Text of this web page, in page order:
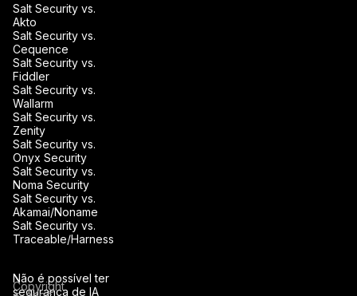
Não é possível ter
segurança de IA
Salt Security vs.
Akto
Salt Security vs.
Cequence
Salt Security vs.
Fiddler
Salt Security vs.
Wallarm
Salt Security vs.
Zenity
Salt Security vs.
Onyx Security
Salt Security vs.
Noma Security
Salt Security vs.
Akamai/Noname
Salt Security vs.
Traceable/Harness
Copyright